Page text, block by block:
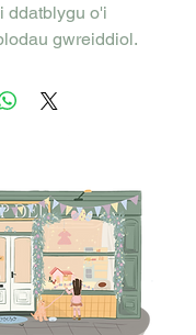
ddatblygu o'i
gwreiddiol.